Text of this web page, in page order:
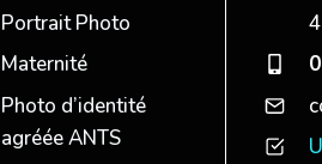
Portrait Photo
Maternité
Photo d’identité
agréée ANTS